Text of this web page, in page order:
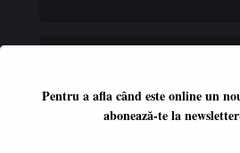
Pentru a afla când este online un
abonează-te la